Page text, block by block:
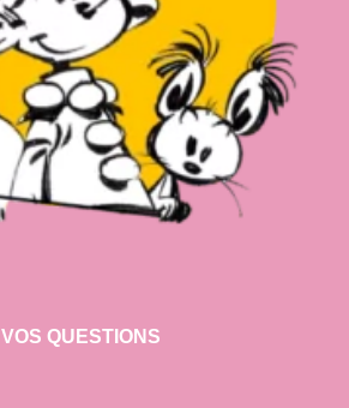
VOS QUESTIONS